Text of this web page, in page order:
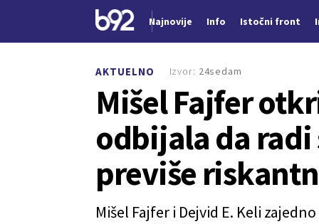
Najnovije Info Istočni front
AKTUELNO
Mišel Fajfer
odbijala da
previše
Mišel Fajfer i Dejvid E. Keli
Izvor: 24sedam